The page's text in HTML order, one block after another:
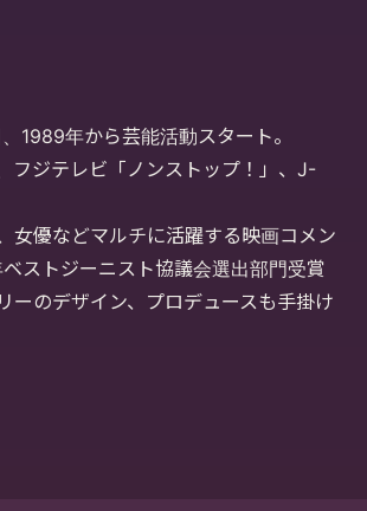
1989年から芸能活動スタート。
フジテレビ「ノンストップ！」、J-
女優などマルチに活躍する映画コメン
ストジーニスト協議会選出部門受賞
ーのデザイン、プロデュースも手掛け